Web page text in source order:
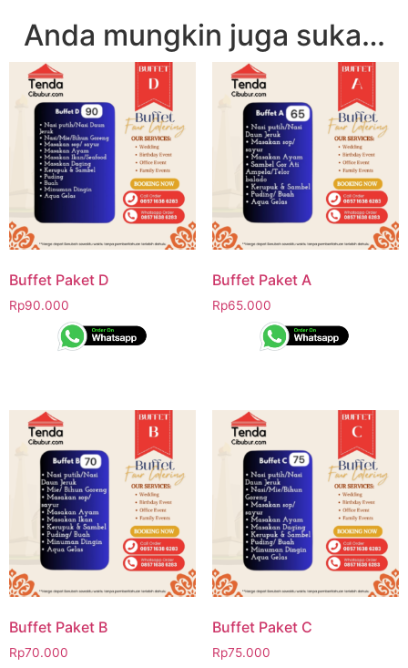
Anda mungkin juga suka…
Buffet Paket D
Rp90.000
Buffet Paket A
Rp65.000
Buffet Paket B
Rp70.000
Buffet Paket C
Rp75.000